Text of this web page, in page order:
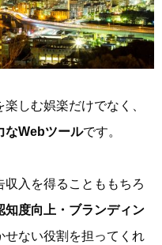
しむ娯楽だけでなく、
なWebツールです。
入を得ることももちろ
知度向上・ブランディン
せない役割を担ってくれ